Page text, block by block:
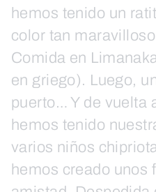
hemos tenido un
color tan
Comida en
en griego). Luego,
puerto… Y de vuelta
hemos tenido
varios niños
hemos creado unos